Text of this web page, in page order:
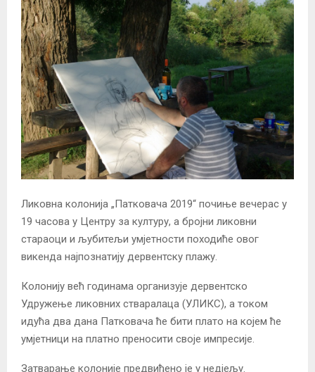
Ликовна колонија „Патковача 2019“ почиње вечерас у
19 часова у Центру за културу, а бројни ликовни
стараоци и љубитељи умјетности походиће овог
викенда најпознатију дервентску плажу.
Колонију већ годинама организује дервентско
Удружење ликовних стваралаца (УЛИКС), а током
идућа два дана Патковача ће бити плато на којем ће
умјетници на платно преносити своје импресије.
Затварање колоније предвиђено је у недјељу.